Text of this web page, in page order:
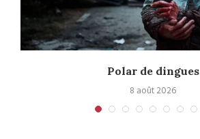
Polar de dingues
8 août 2026